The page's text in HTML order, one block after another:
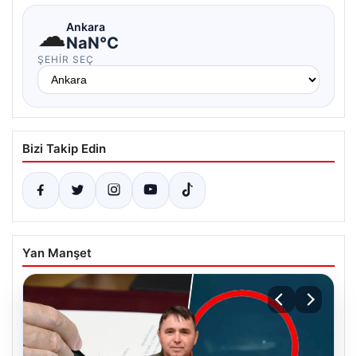
☁Ankara
NaN°C
ŞEHIR SEÇ
Bizi Takip Edin
Yan Manşet